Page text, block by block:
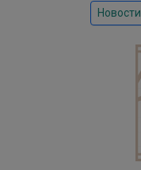
Новости